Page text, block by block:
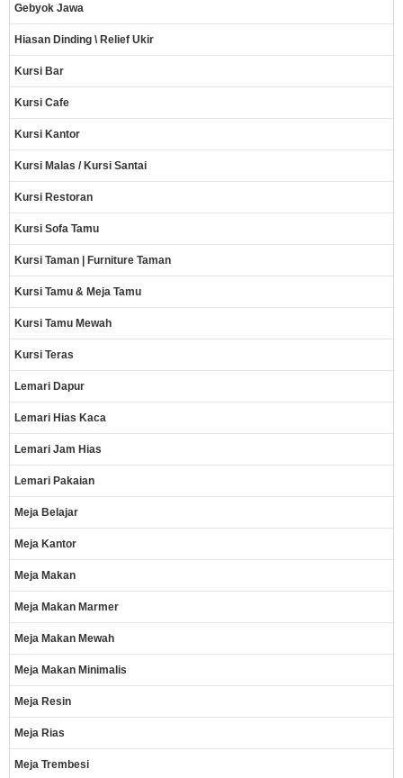
Gebyok Jawa
Hiasan Dinding \ Relief Ukir
Kursi Bar
Kursi Cafe
Kursi Kantor
Kursi Malas / Kursi Santai
Kursi Restoran
Kursi Sofa Tamu
Kursi Taman | Furniture Taman
Kursi Tamu & Meja Tamu
Kursi Tamu Mewah
Kursi Teras
Lemari Dapur
Lemari Hias Kaca
Lemari Jam Hias
Lemari Pakaian
Meja Belajar
Meja Kantor
Meja Makan
Meja Makan Marmer
Meja Makan Mewah
Meja Makan Minimalis
Meja Resin
Meja Rias
Meja Trembesi